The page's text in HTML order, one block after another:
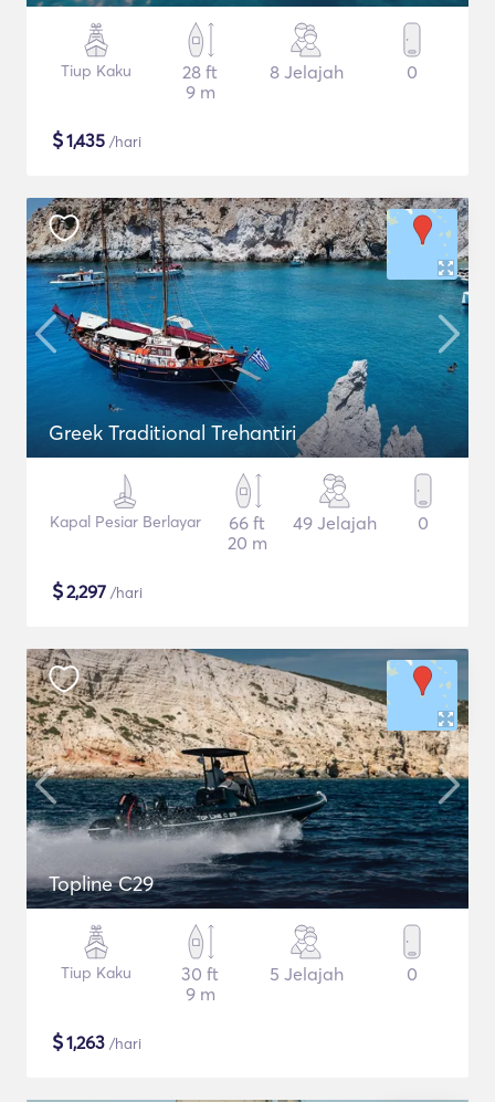
Tiup Kaku
28 ft
9 m
8 Jelajah 0
$1,435 /hari
Greek Traditional Trehantiri
Kapal Pesiar Berlayar
66 ft
20 m
49 Jelajah 0
$2,297 /hari
Topline C29
Tiup Kaku
30 ft
9 m
5 Jelajah 0
$1,263 /hari